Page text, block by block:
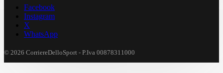
Facebook
Instagram
X
WhatsApp
© 2026 CorriereDelloSport - P.Iva 00878311000